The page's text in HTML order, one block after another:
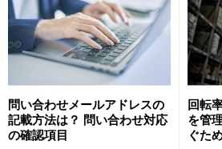
ホームページ制作やシステム構築
事業者をどう探していますか。
多いのが経営者の口コミです。同
判を聞くと、「けっこうリーズナ
こに頼んだけど失敗だった」とい
問い合わせメールアドレスの
記載方法は？ 問い合わせ対応
の確認項目
回転
を管
ぐた